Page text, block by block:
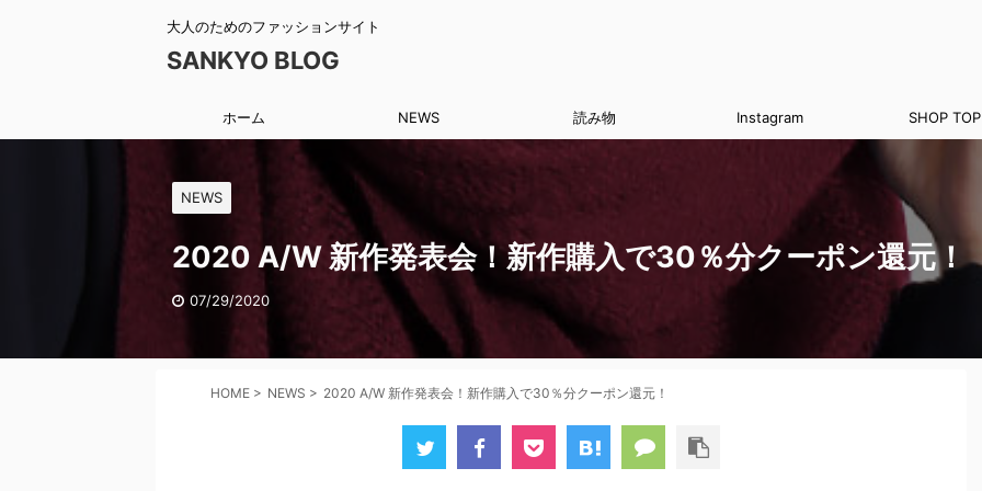
大人のためのファッションサイト
SANKYO BLOG
ホーム NEWS 読み物 Instagram SHOP TOP
NEWS
2020 A/W 新作発表会！新作購入で30％分クーポン還元！
07/29/2020
HOME > NEWS > 2020 A/W 新作発表会！新作購入で30％分クーポン還元！